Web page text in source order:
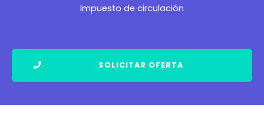
Impuesto de circulación
SOLICITAR OFERTA